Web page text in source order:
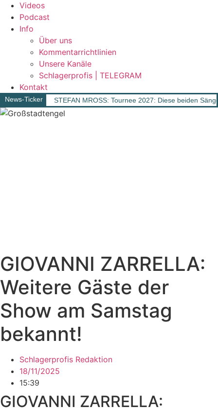
Videos
Podcast
Info
Über uns
Kommentarrichtlinien
Unsere Kanäle
Schlagerprofis | TELEGRAM
Kontakt
News-Ticker STEFAN MROSS: Tournee 2027: Diese beiden
GIOVANNI ZARRELLA:
Weitere Gäste der
Show am Samstag
bekannt!
Schlagerprofis Redaktion
18/11/2025
15:39
GIOVANNI ZARRELLA: